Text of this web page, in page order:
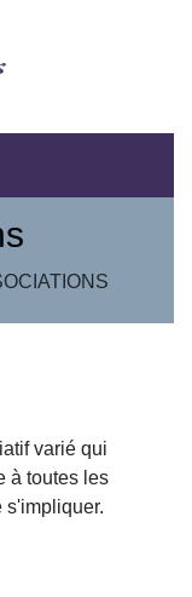
varié qui
à toutes les
s'impliquer.